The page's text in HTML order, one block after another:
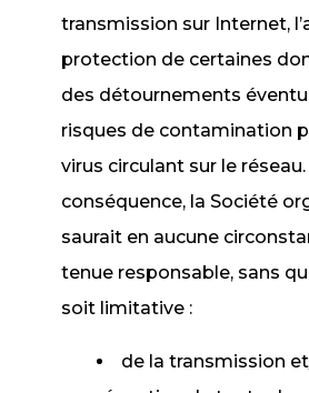
transmission sur Internet,
protection de certaines
des détournements
risques de contamination
virus circulant sur le réseau.
conséquence, la Société
saurait en aucune
tenue responsable, sans
soit limitative :
de la transmission